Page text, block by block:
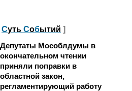
Суть Событий ]
Депутаты Мособлдумы в
окончательном чтении
приняли поправки в
областной закон,
регламентирующий работу